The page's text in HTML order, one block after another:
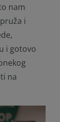
nam
i
i gotovo
na